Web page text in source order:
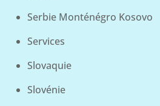
Serbie Monténégro Kosovo
Services
Slovaquie
Slovénie